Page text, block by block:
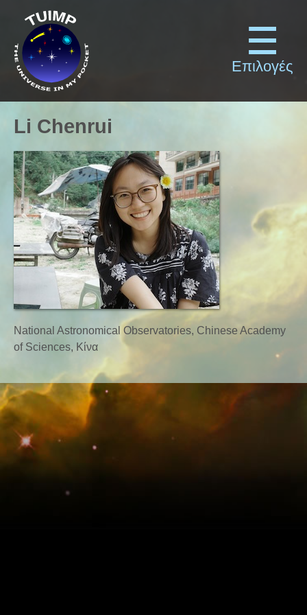
Επιλογές
Li Chenrui
National Astronomical Observatories, Chinese Academy
of Sciences, Κίνα